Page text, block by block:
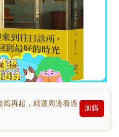
再起，精選周邊看過
加購